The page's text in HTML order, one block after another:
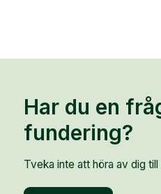
Har du en
fundering?
Tveka inte att höra av dig